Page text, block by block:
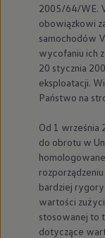
2005/64/WE.
obowiązkowi
samochodów
wycofaniu ich
20 stycznia
eksploatacji.
Państwo na
Od 1 września
do obrotu w
bardziej
wartości
stosowanej to
dotyczące